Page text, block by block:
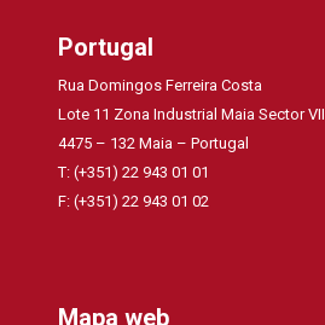
Portugal
Rua Domingos Ferreira Costa
Lote 11 Zona Industrial Maia Sector VII
4475 – 132 Maia – Portugal
T: (+351) 22 943 01 01
F: (+351) 22 943 01 02
Mapa web